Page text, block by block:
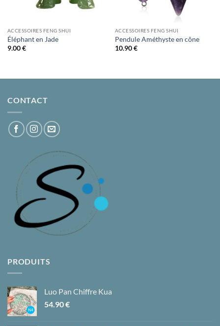
ACCESSOIRES FENG SHUI
Éléphant en Jade
9.00€
ACCESSOIRES FENG SHUI
Pendule Améthyste en cône
10.90€
CONTACT
PRODUITS
Luo Pan Chiffre Kua
54.90€